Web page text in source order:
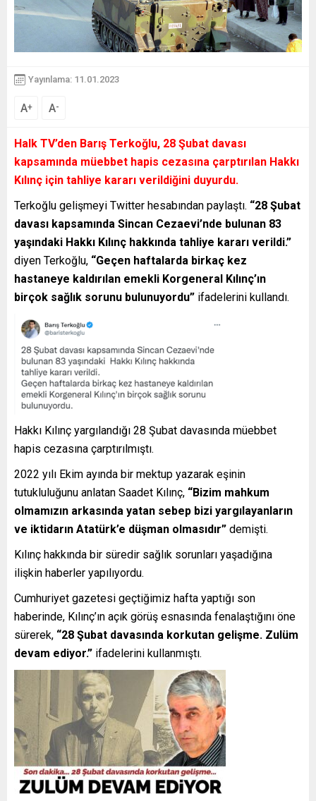
Yayınlama: 11.01.2023
A+ A-
Halk TV’den Barış Terkoğlu, 28 Şubat davası
kapsamında müebbet hapis cezasına çarptırılan Hakkı
Kılınç için tahliye kararı verildiğini duyurdu.
Terkoğlu gelişmeyi Twitter hesabından paylaştı. “28 Şubat
davası kapsamında Sincan Cezaevi’nde bulunan 83
yaşındaki Hakkı Kılınç hakkında tahliye kararı verildi.”
diyen Terkoğlu, “Geçen haftalarda birkaç kez
hastaneye kaldırılan emekli Korgeneral Kılınç’ın
birçok sağlık sorunu bulunuyordu” ifadelerini kullandı.
Hakkı Kılınç yargılandığı 28 Şubat davasında müebbet
hapis cezasına çarptırılmıştı.
2022 yılı Ekim ayında bir mektup yazarak eşinin
tutukluluğunu anlatan Saadet Kılınç, “Bizim mahkum
olmamızın arkasında yatan sebep bizi yargılayanların
ve iktidarın Atatürk’e düşman olmasıdır” demişti.
Kılınç hakkında bir süredir sağlık sorunları yaşadığına
ilişkin haberler yapılıyordu.
Cumhuriyet gazetesi geçtiğimiz hafta yaptığı son
haberinde, Kılınç’ın açık görüş esnasında fenalaştığını öne
sürerek, “28 Şubat davasında korkutan gelişme. Zulüm
devam ediyor.” ifadelerini kullanmıştı.